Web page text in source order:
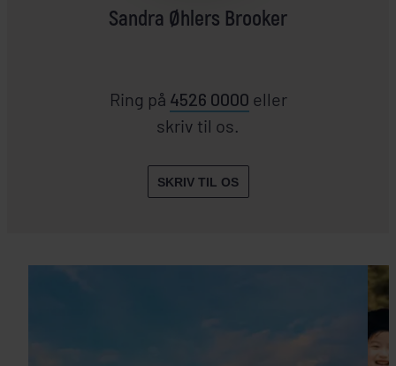
Sandra Øhlers Brooker
Ring på 4526 0000 eller
skriv til os.
SKRIV TIL OS